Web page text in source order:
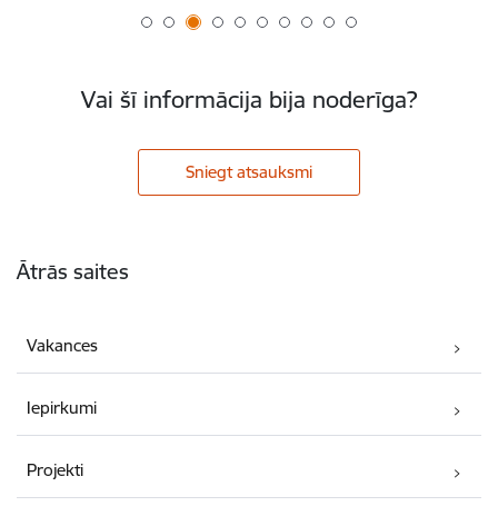
Vai šī informācija bija noderīga?
Sniegt atsauksmi
Ātrās saites
Vakances
Iepirkumi
Projekti